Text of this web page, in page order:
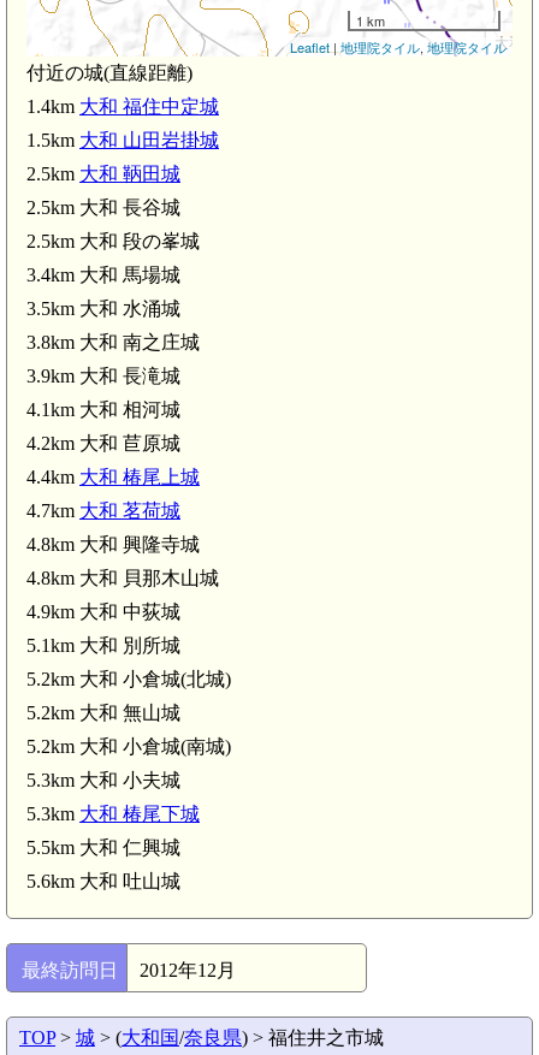
大和
大和 小夫城(5.3km)
1 km
Leaflet | 地理院タイル, 地理院タイル
付近の城(直線距離)
1.4km 大和 福住中定城
1.5km 大和 山田岩掛城
2.5km 大和 鞆田城
2.5km 大和 長谷城
2.5km 大和 段の峯城
3.4km 大和 馬場城
3.5km 大和 水涌城
3.8km 大和 南之庄城
3.9km 大和 長滝城
4.1km 大和 相河城
4.2km 大和 苣原城
4.4km 大和 椿尾上城
4.7km 大和 茗荷城
4.8km 大和 興隆寺城
4.8km 大和 貝那木山城
4.9km 大和 中荻城
5.1km 大和 別所城
5.2km 大和 小倉城(北城)
5.2km 大和 無山城
5.2km 大和 小倉城(南城)
5.3km 大和 小夫城
5.3km 大和 椿尾下城
5.5km 大和 仁興城
5.6km 大和 吐山城
最終訪問日 2012年12月
TOP> 城 > (大和国/奈良県) > 福住井之市城